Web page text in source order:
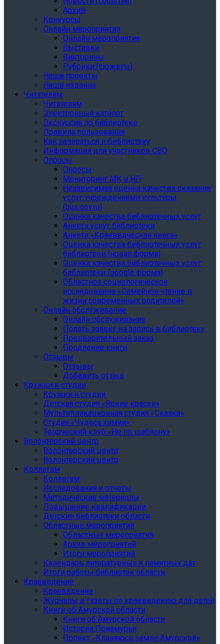
Архив
Конкурсы
Онлайн мероприятия
Онлайн мероприятия
Выставки
Викторины
Рубрики (сюжеты)
Наши проекты
Наши издания
Читателям
Читателям
Электронный каталог
Экскурсия по библиотеке
Правила пользования
Как записаться в библиотеку
Информация для участников СВО
Опросы
Опросы
Мониторинг МК и НП
Независимая оценка качества оказания
услуг учреждениями культуры
(bus.gov.ru)
Оценка качества библиотечных услуг
Анкета услуг библиотеки
Анкета «Краеведческая книга»
Oценка качества библиотечных услуг
библиотеки (новая форма)
Oценка качества библиотечных услуг
библиотеки (google форма)
Областное социологическое
исследование «Семейное чтение в
жизни современных родителей»
Онлайн обслуживание
Онлайн обслуживание
Подать заявку на запись в библиотеку
Предварительный заказ
Продление книги
Отзывы
Отзывы
Добавить отзыв
Кружки и студии
Кружки и студии
Детская студия «Яркие краски»
Мультипликационная студия «Сказка»
Студия «Чудеса химии»
Творческий клуб «Не по шаблону»
Волонтерский центр
Волонтерский центр
Волонтерский центр
Коллегам
Коллегам
Исследования и отчеты
Методические материалы
Повышение квалификации
Детские библиотеки области
Областные мероприятия
Областные мероприятия
Архив мероприятий
Итоги мероприятий
Календарь литературных и памятных дат
Итоги работы библиотек области
Краеведение
Краеведение
Журналы и газеты по краеведению для детей
Книги об Амурской области
Книги об Амурской области
История Приамурья
Проект «Кланяюсь земле Амурской»